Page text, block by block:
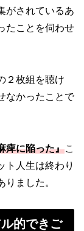
がされているあ
たことを伺わせ
２枚組を聴け
なかったことで
痺に陥った』こ
ト人生は終わり
ました。
的できご